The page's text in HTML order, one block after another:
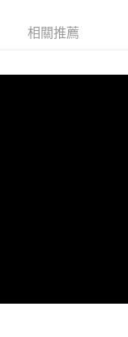
相關推薦